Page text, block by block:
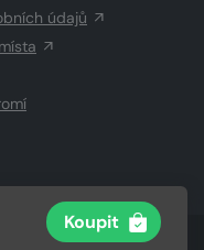
Koupit
údajů